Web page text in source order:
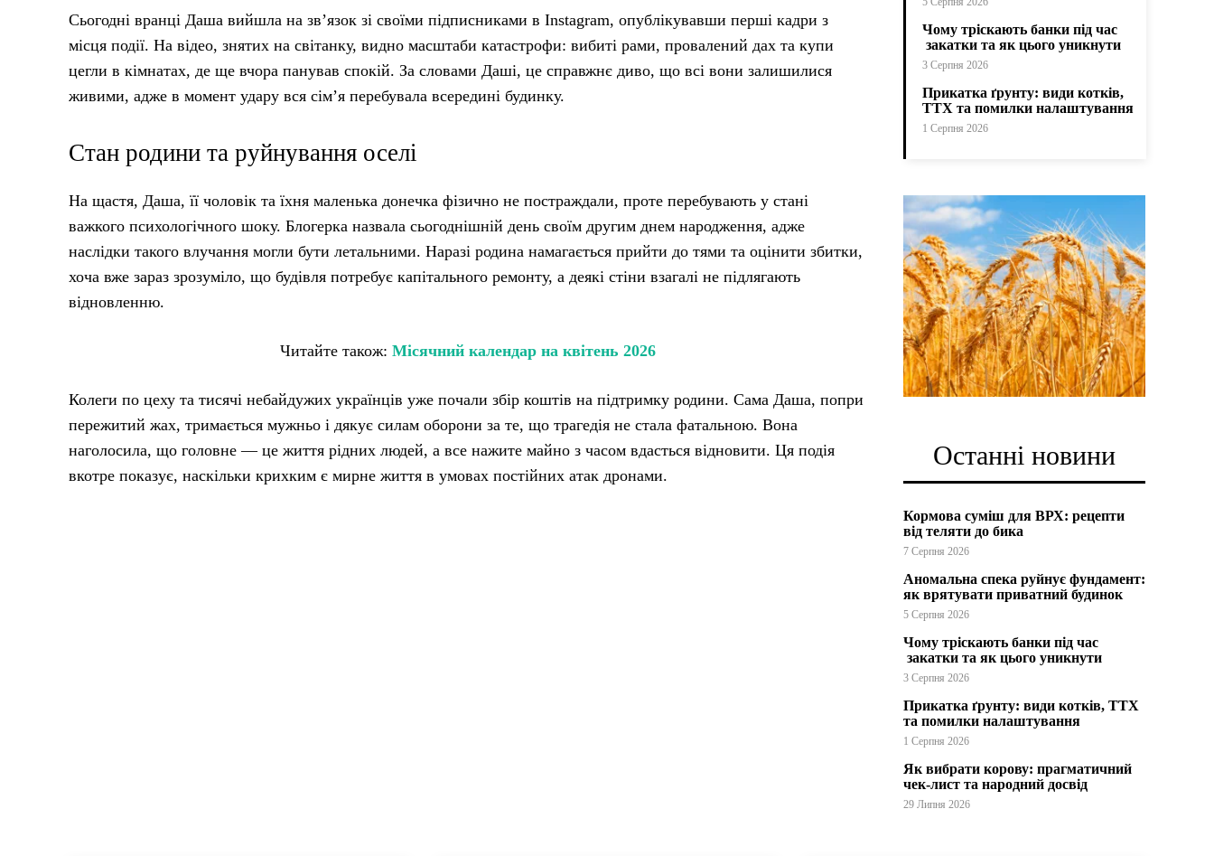
Сьогодні вранці Даша вийшла на зв’язок зі своїми підписниками в Instagram, опублікувавши перші кадри з
місця події. На відео, знятих на світанку, видно масштаби катастрофи: вибиті рами, провалений дах та купи
цегли в кімнатах, де ще вчора панував спокій. За словами Даші, це справжнє диво, що всі вони залишилися
живими, адже в момент удару вся сім’я перебувала всередині будинку.
Стан родини та руйнування оселі
На щастя, Даша, її чоловік та їхня маленька донечка фізично не постраждали, проте перебувають у стані
важкого психологічного шоку. Блогерка назвала сьогоднішній день своїм другим днем народження, адже
наслідки такого влучання могли бути летальними. Наразі родина намагається прийти до тями та оцінити збитки,
хоча вже зараз зрозуміло, що будівля потребує капітального ремонту, а деякі стіни взагалі не підлягають
відновленню.
Читайте також: Місячний календар на квітень 2026
Колеги по цеху та тисячі небайдужих українців уже почали збір коштів на підтримку родини. Сама Даша, попри
пережитий жах, тримається мужньо і дякує силам оборони за те, що трагедія не стала фатальною. Вона
наголосила, що головне — це життя рідних людей, а все нажите майно з часом вдасться відновити. Ця подія
вкотре показує, наскільки крихким є мирне життя в умовах постійних атак дронами.
Чому тріскають банки під час
закатки та як цього уникнути
3 Серпня 2026
Прикатка ґрунту: види котків,
ТТХ та помилки налаштування
1 Серпня 2026
Останні новини
Кормова суміш для ВРХ: рецепти
від теляти до бика
7 Серпня 2026
Аномальна спека руйнує фундамент:
як врятувати приватний будинок
5 Серпня 2026
Чому тріскають банки під час
закатки та як цього уникнути
3 Серпня 2026
Прикатка ґрунту: види котків, ТТХ
та помилки налаштування
1 Серпня 2026
Як вибрати корову: прагматичний
чек-лист та народний досвід
29 Липня 2026